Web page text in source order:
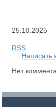
25.10.2025
RSS
Написать
Нет